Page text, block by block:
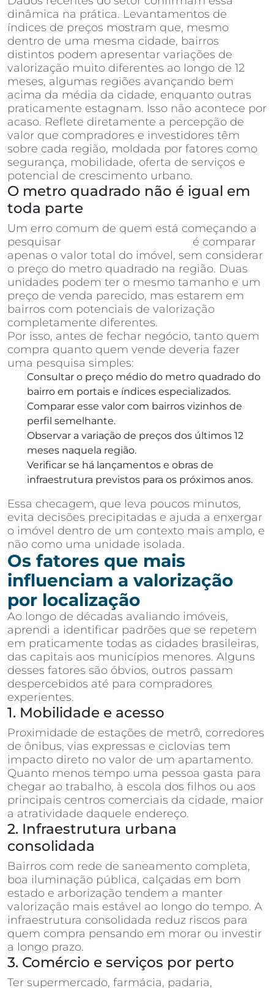
dinâmica na prática. Levantamentos de
índices de preços mostram que, mesmo
dentro de uma mesma cidade, bairros
distintos podem apresentar variações de
valorização muito diferentes ao longo de 12
meses, algumas regiões avançando bem
acima da média da cidade, enquanto outras
praticamente estagnam. Isso não acontece por
acaso. Reflete diretamente a percepção de
valor que compradores e investidores têm
sobre cada região, moldada por fatores como
segurança, mobilidade, oferta de serviços e
potencial de crescimento urbano.
O metro quadrado não é igual em
toda parte
Um erro comum de quem está começando a
pesquisar
é comparar
apenas o valor total do imóvel, sem considerar
o preço do metro quadrado na região. Duas
unidades podem ter o mesmo tamanho e um
preço de venda parecido, mas estarem em
bairros com potenciais de valorização
completamente diferentes.
Por isso, antes de fechar negócio, tanto quem
compra quanto quem vende deveria fazer
uma pesquisa simples:
Consultar o preço médio do metro quadrado do
bairro em portais e índices especializados.
Comparar esse valor com bairros vizinhos de
perfil semelhante.
Observar a variação de preços dos últimos 12
meses naquela região.
Verificar se há lançamentos e obras de
infraestrutura previstos para os próximos anos.
Essa checagem, que leva poucos minutos,
evita decisões precipitadas e ajuda a enxergar
o imóvel dentro de um contexto mais amplo, e
não como uma unidade isolada.
Os fatores que mais
influenciam a valorização
por localização
Ao longo de décadas avaliando imóveis,
aprendi a identificar padrões que se repetem
em praticamente todas as cidades brasileiras,
das capitais aos municípios menores. Alguns
desses fatores são óbvios, outros passam
despercebidos até para compradores
experientes.
1. Mobilidade e acesso
Proximidade de estações de metrô, corredores
de ônibus, vias expressas e ciclovias tem
impacto direto no valor de um apartamento.
Quanto menos tempo uma pessoa gasta para
chegar ao trabalho, à escola dos filhos ou aos
principais centros comerciais da cidade, maior
a atratividade daquele endereço.
2. Infraestrutura urbana
consolidada
Bairros com rede de saneamento completa,
boa iluminação pública, calçadas em bom
estado e arborização tendem a manter
valorização mais estável ao longo do tempo. A
infraestrutura consolidada reduz riscos para
quem compra pensando em morar ou investir
a longo prazo.
3. Comércio e serviços por perto
Ter supermercado, farmácia, padaria,